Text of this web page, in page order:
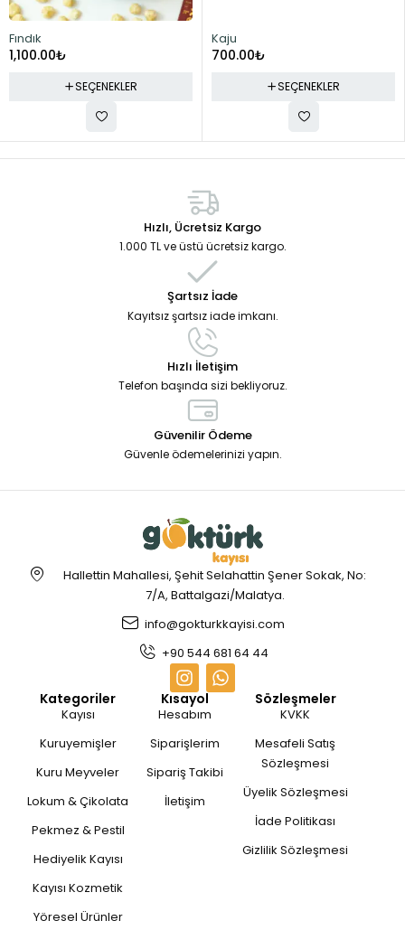
Fındık
1,100.00₺
SEÇENEKLER
Kaju
700.00₺
SEÇENEKLER
Hızlı, Ücretsiz Kargo
1.000 TL ve üstü ücretsiz kargo.
Şartsız İade
Kayıtsız şartsız iade imkanı.
Hızlı İletişim
Telefon başında sizi bekliyoruz.
Güvenilir Ödeme
Güvenle ödemelerinizi yapın.
Hallettin Mahallesi, Şehit Selahattin Şener Sokak, No:
7/A, Battalgazi/Malatya.
info@gokturkkayisi.com
+90 544 681 64 44
Kategoriler
Kayısı
Kuruyemişler
Kuru Meyveler
Lokum & Çikolata
Pekmez & Pestil
Hediyelik Kayısı
Kayısı Kozmetik
Yöresel Ürünler
Kısayol
Hesabım
Siparişlerim
Sipariş Takibi
İletişim
Sözleşmeler
KVKK
Mesafeli Satış
Sözleşmesi
Üyelik Sözleşmesi
İade Politikası
Gizlilik Sözleşmesi